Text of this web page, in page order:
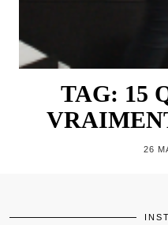
TAG: 15
26